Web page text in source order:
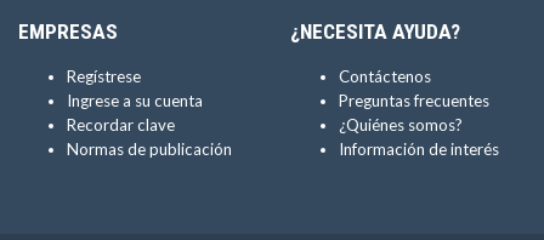
EMPRESAS
Regístrese
Ingrese a su cuenta
Recordar clave
Normas de publicación
¿NECESITA AYUDA?
Contáctenos
Preguntas frecuentes
¿Quiénes somos?
Información de interés